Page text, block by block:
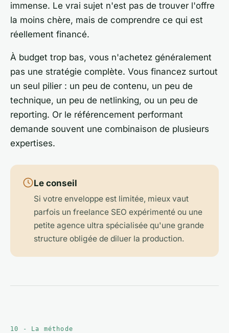
immense. Le vrai sujet n'est pas de trouver l'offre
la moins chère, mais de comprendre ce qui est
réellement financé.
À budget trop bas, vous n'achetez généralement
pas une stratégie complète. Vous financez surtout
un seul pilier : un peu de contenu, un peu de
technique, un peu de netlinking, ou un peu de
reporting. Or le référencement performant
demande souvent une combinaison de plusieurs
expertises.
Le conseil
Si votre enveloppe est limitée, mieux vaut
parfois un freelance SEO expérimenté ou une
petite agence ultra spécialisée qu'une grande
structure obligée de diluer la production.
10 - La méthode